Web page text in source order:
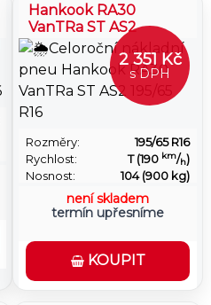
Hankook RA30
VanTRa ST AS2
2 351 Kč
s DPH
Rozměry:
195/65 R16
Rychlost:
T (190 km/h)
Nosnost:
104 (900 kg)
není skladem
termín upřesníme
KOUPIT